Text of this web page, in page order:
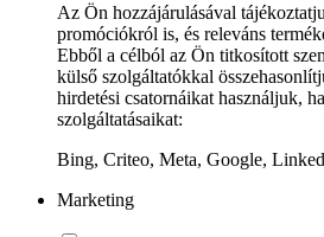
Az Ön hozzájárulásával
promóciókról is, és releváns
Ebből a célból az Ön titkosított
külső szolgáltatókkal
hirdetési csatornáikat használjuk,
szolgáltatásaikat:
Bing, Criteo, Meta, Google,
Marketing